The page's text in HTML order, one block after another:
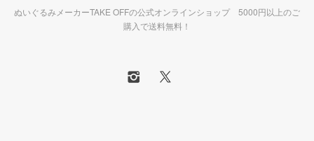
ぬいぐるみメーカーTAKE OFFの公式オンラインショップ 5000円以上のご
購入で送料無料！